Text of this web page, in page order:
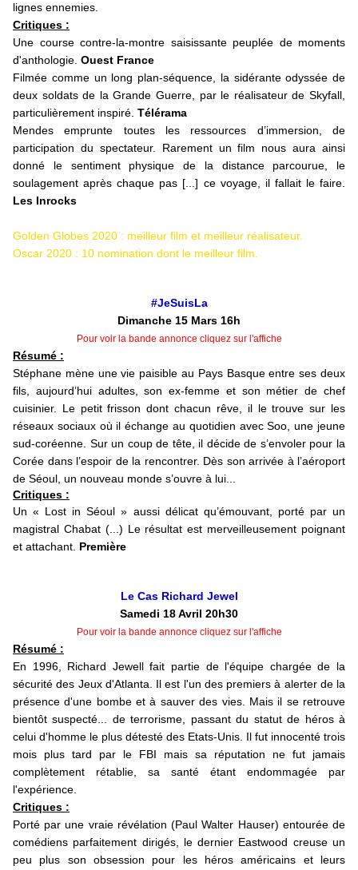
lignes ennemies.
Critiques :
Une course contre-la-montre saisissante peuplée de moments
d'anthologie. Ouest France
Filmée comme un long plan-séquence, la sidérante odyssée de
deux soldats de la Grande Guerre, par le réalisateur de Skyfall,
particulièrement inspiré. Télérama
Mendes emprunte toutes les ressources d’immersion, de
participation du spectateur. Rarement un film nous aura ainsi
donné le sentiment physique de la distance parcourue, le
soulagement après chaque pas [...] ce voyage, il fallait le faire.
Les Inrocks
Golden Globes 2020 : meilleur film et meilleur réalisateur.
Oscar 2020 : 10 nomination dont le meilleur film.
#JeSuisLa
Dimanche 15 Mars 16h
Pour voir la bande annonce cliquez sur l'affiche
Résumé :
Stéphane mène une vie paisible au Pays Basque entre ses deux
fils, aujourd’hui adultes, son ex-femme et son métier de chef
cuisinier. Le petit frisson dont chacun rêve, il le trouve sur les
réseaux sociaux où il échange au quotidien avec Soo, une jeune
sud-coréenne. Sur un coup de tête, il décide de s’envoler pour la
Corée dans l’espoir de la rencontrer. Dès son arrivée à l’aéroport
de Séoul, un nouveau monde s’ouvre à lui...
Critiques :
Un « Lost in Séoul » aussi délicat qu’émouvant, porté par un
magistral Chabat (...) Le résultat est merveilleusement poignant
et attachant. Première
Le Cas Richard Jewel
Samedi 18 Avril 20h30
Pour voir la bande annonce cliquez sur l'affiche
Résumé :
En 1996, Richard Jewell fait partie de l'équipe chargée de la
sécurité des Jeux d'Atlanta. Il est l'un des premiers à alerter de la
présence d'une bombe et à sauver des vies. Mais il se retrouve
bientôt suspecté... de terrorisme, passant du statut de héros à
celui d'homme le plus détesté des Etats-Unis. Il fut innocenté trois
mois plus tard par le FBI mais sa réputation ne fut jamais
complètement rétablie, sa santé étant endommagée par
l'expérience.
Critiques :
Porté par une vraie révélation (Paul Walter Hauser) entourée de
comédiens parfaitement dirigés, le dernier Eastwood creuse un
peu plus son obsession pour les héros américains et leurs